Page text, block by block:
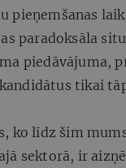
pieņemšanas
paradoksāla
piedāvājuma,
tikai
ko līdz šim
sektorā, ir